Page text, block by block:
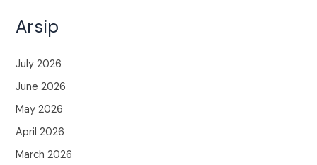
Arsip
July 2026
June 2026
May 2026
April 2026
March 2026